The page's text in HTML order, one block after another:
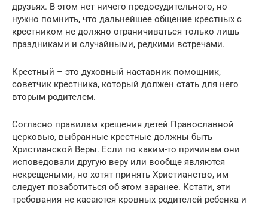
друзьях. В этом нет ничего предосудительного, но
нужно помнить, что дальнейшее общение крестных с
крестником не должно ограничиваться только лишь
праздниками и случайными, редкими встречами.
Крестный – это духовный наставник помощник,
советчик крестника, который должен стать для него
вторым родителем.
Согласно правилам крещения детей Православной
церковью, выбранные крестные должны быть
Христианской Веры. Если по каким-то причинам они
исповедовали другую веру или вообще являются
некрещеными, но хотят принять Христианство, им
следует позаботиться об этом заранее. Кстати, эти
требования не касаются кровных родителей ребенка и